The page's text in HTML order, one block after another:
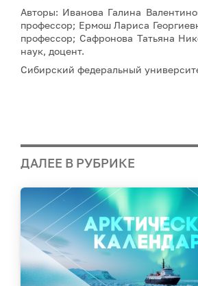
Авторы: Иванова Галина
профессор; Ермош Лариса
профессор; Сафронова Татьяна
наук, доцент.
Сибирский федеральный
ДАЛЕЕ В РУБРИКЕ